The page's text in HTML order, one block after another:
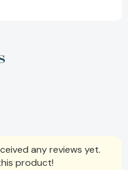
any reviews yet.
product!